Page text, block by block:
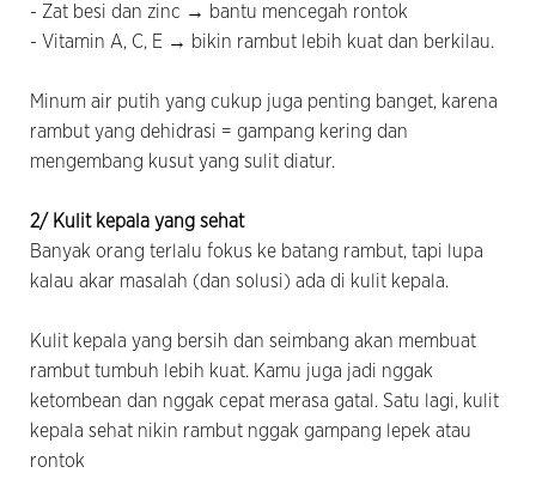
- Zat besi dan zinc → bantu mencegah rontok
- Vitamin A, C, E → bikin rambut lebih kuat dan berkilau.
Minum air putih yang cukup juga penting banget, karena
rambut yang dehidrasi = gampang kering dan
mengembang kusut yang sulit diatur.
2/ Kulit kepala yang sehat
Banyak orang terlalu fokus ke batang rambut, tapi lupa
kalau akar masalah (dan solusi) ada di kulit kepala.
Kulit kepala yang bersih dan seimbang akan membuat
rambut tumbuh lebih kuat. Kamu juga jadi nggak
ketombean dan nggak cepat merasa gatal. Satu lagi, kulit
kepala sehat nikin rambut nggak gampang lepek atau
rontok